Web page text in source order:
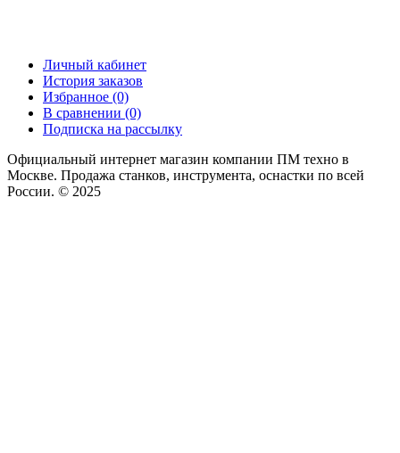
Личный кабинет
История заказов
Избранное (0)
В сравнении (0)
Подписка на рассылку
Официальный интернет магазин компании ПМ техно в
Москве. Продажа станков, инструмента, оснастки по всей
России. © 2025